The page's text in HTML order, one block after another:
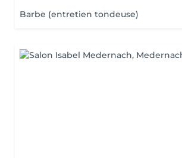
Barbe (entretien tondeuse)